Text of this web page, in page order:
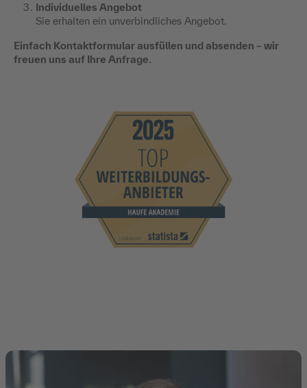
Individuelles Angebot
Sie erhalten ein unverbindliches Angebot.
Einfach Kontaktformular ausfüllen und absenden – wir
freuen uns auf Ihre Anfrage.